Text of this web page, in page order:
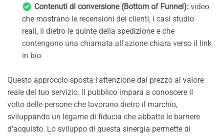
Contenuti di conversione (Bottom of Funnel): video
che mostrano le recensioni dei clienti, i casi studio
reali, il dietro le quinte della spedizione e che
contengono una chiamata all'azione chiara verso il link
in bio.
Questo approccio sposta l'attenzione dal prezzo al valore
reale del tuo servizio. Il pubblico impara a conoscere il
volto delle persone che lavorano dietro il marchio,
sviluppando un legame di fiducia che abbatte le barriere
d'acquisto. Lo sviluppo di questa sinergia permette di